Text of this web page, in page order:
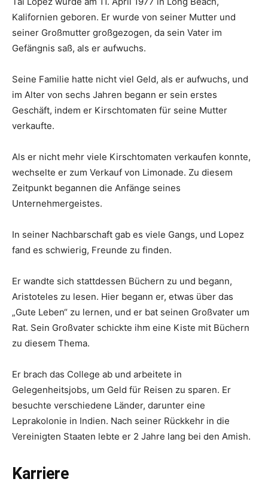
Kalifornien geboren. Er wurde von seiner Mutter und
seiner Großmutter großgezogen, da sein Vater im
Gefängnis saß, als er aufwuchs.
Seine Familie hatte nicht viel Geld, als er aufwuchs, und
im Alter von sechs Jahren begann er sein erstes
Geschäft, indem er Kirschtomaten für seine Mutter
verkaufte.
Als er nicht mehr viele Kirschtomaten verkaufen konnte,
wechselte er zum Verkauf von Limonade. Zu diesem
Zeitpunkt begannen die Anfänge seines
Unternehmergeistes.
In seiner Nachbarschaft gab es viele Gangs, und Lopez
fand es schwierig, Freunde zu finden.
Er wandte sich stattdessen Büchern zu und begann,
Aristoteles zu lesen. Hier begann er, etwas über das
„Gute Leben“ zu lernen, und er bat seinen Großvater um
Rat. Sein Großvater schickte ihm eine Kiste mit Büchern
zu diesem Thema.
Er brach das College ab und arbeitete in
Gelegenheitsjobs, um Geld für Reisen zu sparen. Er
besuchte verschiedene Länder, darunter eine
Leprakolonie in Indien. Nach seiner Rückkehr in die
Vereinigten Staaten lebte er 2 Jahre lang bei den Amish.
Karriere